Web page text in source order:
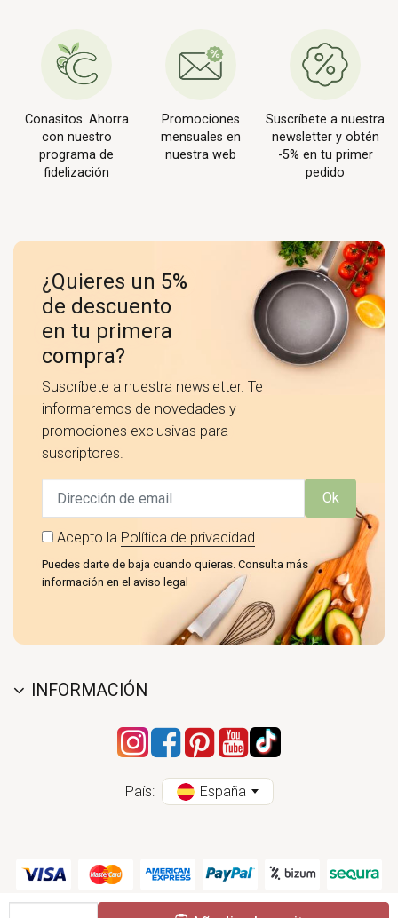
Conasitos. Ahorra
con nuestro
programa de
fidelización
Promociones
mensuales en
nuestra web
Suscríbete a nuestra
newsletter y obtén
-5% en tu primer
pedido
¿Quieres un 5%
de descuento
en tu primera
compra?
Suscríbete a nuestra newsletter. Te
informaremos de novedades y
promociones exclusivas para
suscriptores.
Ok
Acepto la Política de privacidad
Puedes darte de baja cuando quieras. Consulta más
información en el aviso legal
INFORMACIÓN
País: España